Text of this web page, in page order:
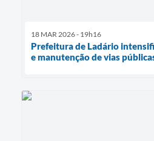
18 MAR 2026 - 19h16
Prefeitura de Ladário
e manutenção de vias